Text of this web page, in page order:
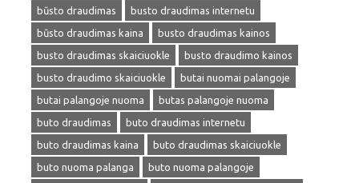
būsto draudimas
busto draudimas internetu
būsto draudimas kaina
busto draudimas kainos
busto draudimas skaiciuokle
busto draudimo kainos
busto draudimo skaiciuokle
butai nuomai palangoje
butai palangoje nuoma
butas palangoje nuoma
buto draudimas
buto draudimas internetu
buto draudimas kaina
buto draudimas skaiciuokle
buto nuoma palanga
buto nuoma palangoje